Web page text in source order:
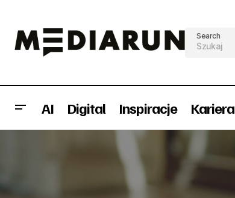
Search
AI Digital Inspiracje Kariera
na content marketing w 2020